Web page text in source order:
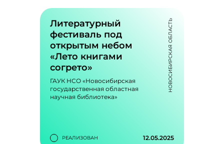
литературно-
художественный
фестиваль
«Славянская буквица»
Приобщение к традициям
православной книжности,
христианской духовной
культуры, православной
литературе
Литературный
фестиваль под
открытым небом
«Лето книгами
согрето»
ГАУК НСО «Новосибирская
государственная областная
научная библиотека»
НОВОСИБИРСКАЯ ОБЛАСТЬ
РЕАЛИЗОВАН 12.05.2025